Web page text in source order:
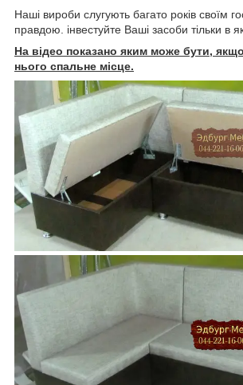
Наші вироби слугують багато років своїм
правдою. інвестуйте Ваші засоби тільки в
На відео показано яким може бути,
нього спальне місце.